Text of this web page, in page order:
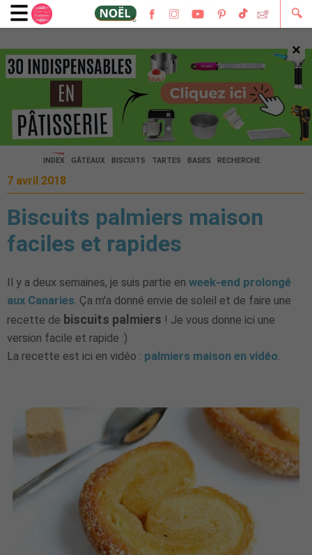
🔍
×
🔍
INDEX GÂTEAUX BISCUITS TARTES BASES RECHERCHE
7 avril 2018
Biscuits palmiers maison
faciles et rapides
Il y a deux semaines, je suis partie en week-end prolongé
aux Canaries . Ça m'a donné envie de soleil et de faire une
recette de biscuits palmiers ! Je vous donne ici une
version facile et rapide :)
La recette est ici en vidéo : palmiers maison en vidéo